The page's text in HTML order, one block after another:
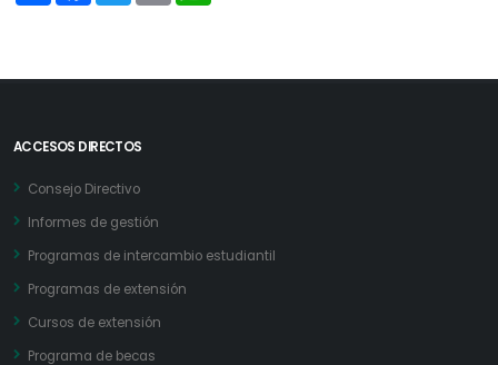
ACCESOS DIRECTOS
Consejo Directivo
Informes de gestión
Programas de intercambio estudiantil
Programas de extensión
Cursos de extensión
Programa de becas